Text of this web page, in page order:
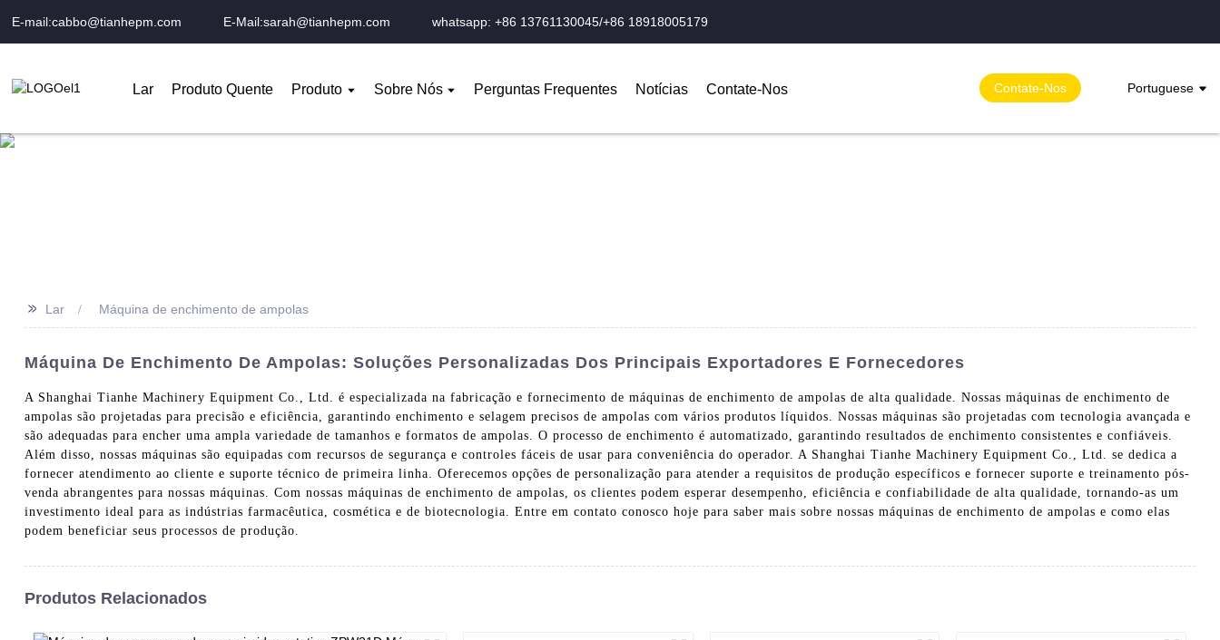
E-mail:cabbo@tianhepm.com E-Mail:sarah@tianhepm.com whatsapp: +86 13761130045/+86 18918005179
Lar Produto Quente Produto Sobre Nós Perguntas Frequentes Notícias Contate-Nos Contate-Nos Portuguese
>> Lar Máquina de enchimento de ampolas
Máquina De Enchimento De Ampolas: Soluções Personalizadas Dos Principais Exportadores E Fornecedores
A Shanghai Tianhe Machinery Equipment Co., Ltd. é especializada na fabricação e fornecimento de máquinas de enchimento de ampolas de alta qualidade. Nossas máquinas de enchimento de
ampolas são projetadas para precisão e eficiência, garantindo enchimento e selagem precisos de ampolas com vários produtos líquidos. Nossas máquinas são projetadas com tecnologia avançada e
são adequadas para encher uma ampla variedade de tamanhos e formatos de ampolas. O processo de enchimento é automatizado, garantindo resultados de enchimento consistentes e confiáveis.
Além disso, nossas máquinas são equipadas com recursos de segurança e controles fáceis de usar para conveniência do operador. A Shanghai Tianhe Machinery Equipment Co., Ltd. se dedica a
fornecer atendimento ao cliente e suporte técnico de primeira linha. Oferecemos opções de personalização para atender a requisitos de produção específicos e fornecer suporte e treinamento pós-
venda abrangentes para nossas máquinas. Com nossas máquinas de enchimento de ampolas, os clientes podem esperar desempenho, eficiência e confiabilidade de alta qualidade, tornando-as um
investimento ideal para as indústrias farmacêutica, cosmética e de biotecnologia. Entre em contato conosco hoje para saber mais sobre nossas máquinas de enchimento de ampolas e como elas
podem beneficiar seus processos de produção.
Produtos Relacionados